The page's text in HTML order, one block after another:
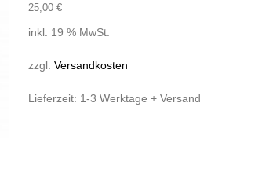
25,00 €
inkl. 19 % MwSt.
zzgl. Versandkosten
Lieferzeit: 1-3 Werktage + Versand